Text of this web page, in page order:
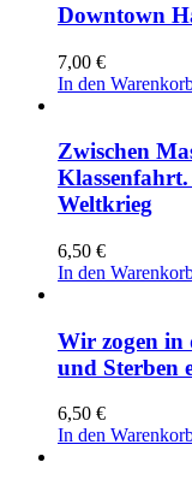
Downtown
7,00 €
In den
Zwischen
Weltkrieg
6,50 €
In den
Wir zogen in
und Sterben
6,50 €
In den